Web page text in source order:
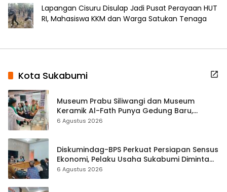
Lapangan Cisuru Disulap Jadi Pusat Perayaan HUT
RI, Mahasiswa KKM dan Warga Satukan Tenaga
Kota Sukabumi
Museum Prabu Siliwangi dan Museum
Keramik Al-Fath Punya Gedung Baru,
Hampir 500 Koleksi Dipisahkan
6 Agustus 2026
Diskumindag-BPS Perkuat Persiapan Sensus
Ekonomi, Pelaku Usaha Sukabumi Diminta
Terbuka Beri Data
6 Agustus 2026